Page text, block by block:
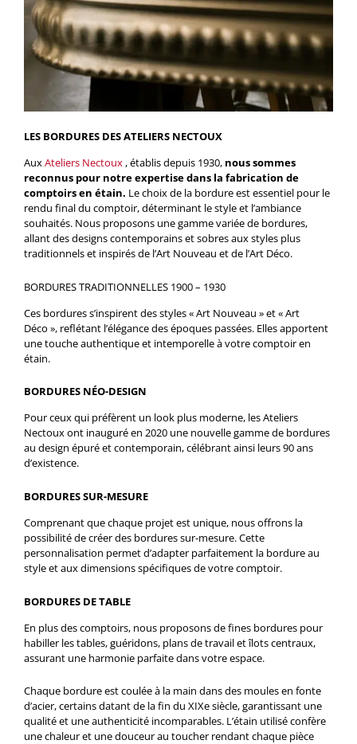
LES BORDURES DES ATELIERS NECTOUX
AuxAteliers Nectoux, établis depuis 1930, nous sommes
reconnus pour notre expertise dans la fabrication de
comptoirs en étain. Le choix de la bordure est essentiel pour le
rendu final du comptoir, déterminant le style et l’ambiance
souhaités. Nous proposons une gamme variée de bordures,
allant des designs contemporains et sobres aux styles plus
traditionnels et inspirés de l’Art Nouveau et de l’Art Déco.
BORDURES TRADITIONNELLES 1900 – 1930
Ces bordures s’inspirent des styles « Art Nouveau » et « Art
Déco », reflétant l’élégance des époques passées. Elles apportent
une touche authentique et intemporelle à votre comptoir en
étain.
BORDURES NÉO-DESIGN
Pour ceux qui préfèrent un look plus moderne, les Ateliers
Nectoux ont inauguré en 2020 une nouvelle gamme de bordures
au design épuré et contemporain, célébrant ainsi leurs 90 ans
d’existence.
BORDURES SUR-MESURE
Comprenant que chaque projet est unique, nous offrons la
possibilité de créer des bordures sur-mesure. Cette
personnalisation permet d’adapter parfaitement la bordure au
style et aux dimensions spécifiques de votre comptoir.
BORDURES DE TABLE
En plus des comptoirs, nous proposons de fines bordures pour
habiller les tables, guéridons, plans de travail et îlots centraux,
assurant une harmonie parfaite dans votre espace.
Chaque bordure est coulée à la main dans des moules en fonte
d’acier, certains datant de la fin du XIXe siècle, garantissant une
qualité et une authenticité incomparables. L’étain utilisé confère
une chaleur et une douceur au toucher rendant chaque pièce